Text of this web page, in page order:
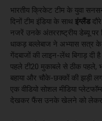
भारतीय क्रिकेट टीम के युवा
दिनों टीम इंडिया के साथ इंग्लैंड
नजरें उनके अंतरराष्ट्रीय डेब्यू पर
धाकड़ बल्लेबाज ने अभ्यास सत्र
गेंदबाजों की लाइन-लेंथ बिगाड़ दी
पहले टी20 मुकाबले से ठीक पहले,
बहाया और चौके-छक्कों की झड़ी
एक वीडियो सोशल मीडिया
देखकर फैंस उनके खेलने को लेकर